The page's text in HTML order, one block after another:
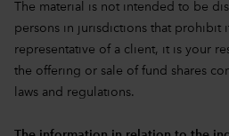
The material is not intended to be
persons in jurisdictions that prohibit
representative of a client, it is your
the offering or sale of fund shares
laws and regulations.